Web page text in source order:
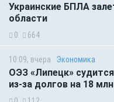
Украинские БПЛА
области
0 664
10:09, вчера Экономика
ОЭЗ «Липецк»
из-за долгов на 18